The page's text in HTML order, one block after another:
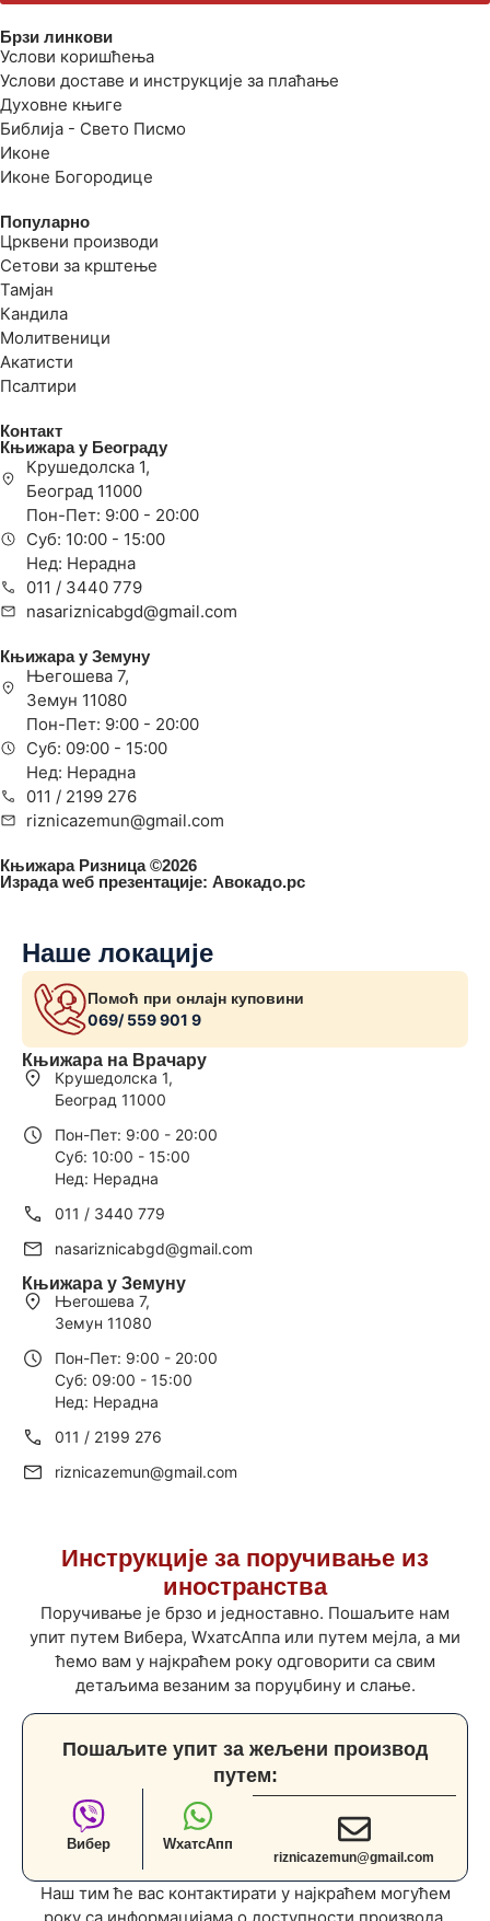
Брзи линкови
Услови коришћења
Услови доставе и инструкције за плаћање
Духовне књиге
Библија - Свето Писмо
Иконе
Иконе Богородице
Популарно
Црквени производи
Сетови за крштење
Тамјан
Кандила
Молитвеници
Акатисти
Псалтири
Контакт
Књижара у Београду
Крушедолска 1,
Београд 11000
Пон-Пет: 9:00 - 20:00
Суб: 10:00 - 15:00
Нед: Нерадна
011 / 3440 779
nasariznicabgd@gmail.com
Књижара у Земуну
Његошева 7,
Земун 11080
Пон-Пет: 9:00 - 20:00
Суб: 09:00 - 15:00
Нед: Нерадна
011 / 2199 276
riznicazemun@gmail.com
Књижара Ризница ©️2026
Израда wеб презентације: Авокадо.рс
Наше локације
Помоћ при онлајн куповини
069/ 559 901 9
Књижара на Врачару
Крушедолска 1,
Београд 11000
Пон-Пет: 9:00 - 20:00
Суб: 10:00 - 15:00
Нед: Нерадна
011 / 3440 779
nasariznicabgd@gmail.com
Књижара у Земуну
Његошева 7,
Земун 11080
Пон-Пет: 9:00 - 20:00
Суб: 09:00 - 15:00
Нед: Нерадна
011 / 2199 276
riznicazemun@gmail.com
Инструкције за поручивање из
иностранства
Поручивање је брзо и једноставно. Пошаљите нам
упит путем Вибера, WхатсАппа или путем мејла, а ми
ћемо вам у најкраћем року одговорити са свим
детаљима везаним за поруџбину и слање.
Пошаљите упит за жељени производ
путем:
Вибер WхатсАпп
riznicazemun@gmail.com
Наш тим ће вас контактирати у најкраћем могућем